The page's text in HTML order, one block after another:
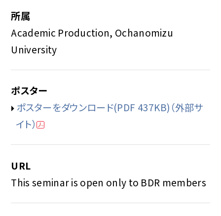
所属
Academic Production, Ochanomizu
University
ポスター
ポスターをダウンロード(PDF 437KB)（外部サ
イト）
URL
This seminar is open only to BDR members